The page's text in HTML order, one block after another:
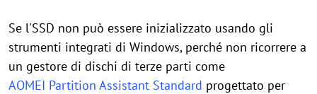
Se l'SSD non può essere inizializzato usando gli
strumenti integrati di Windows, perché non ricorrere a
un gestore di dischi di terze parti come
AOMEI Partition Assistant Standard progettato per